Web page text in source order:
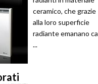
ceramico, che grazie
alla loro superficie
radiante emanano ca
...